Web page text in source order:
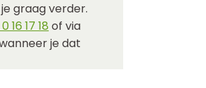
graag verder.
16 17 18 of via
je dat